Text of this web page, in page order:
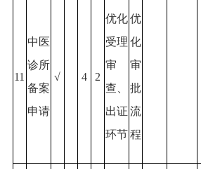
11
中医
诊所
备案
申请
√ 4 2
优化
受理
审
查、
出证
环节
优
化
审
批
流
程